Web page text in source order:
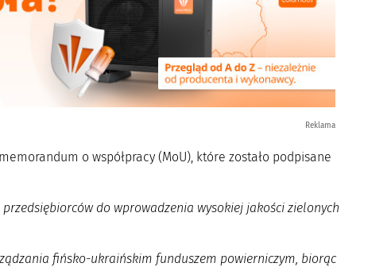
Reklama
o współpracy (MoU), które zostało podpisane
do wprowadzenia wysokiej jakości zielonych
fińsko-ukraińskim funduszem powierniczym, biorąc